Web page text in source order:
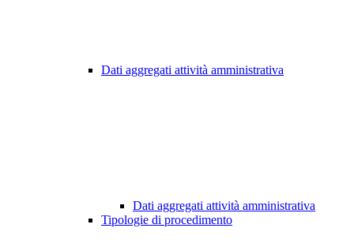
Dati aggregati attività amministrativa
Dati aggregati attività amministrativa
Tipologie di procedimento